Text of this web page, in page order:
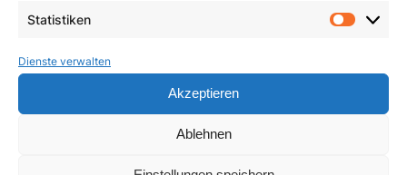
Statistiken
Dienste verwalten
Akzeptieren
Ablehnen